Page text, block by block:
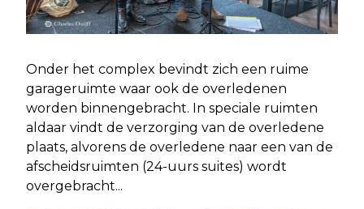
Onder het complex bevindt zich een ruime
garageruimte waar ook de overledenen
worden binnengebracht. In speciale ruimten
aldaar vindt de verzorging van de overledene
plaats, alvorens de overledene naar een van de
afscheidsruimten (24-uurs suites) wordt
overgebracht...